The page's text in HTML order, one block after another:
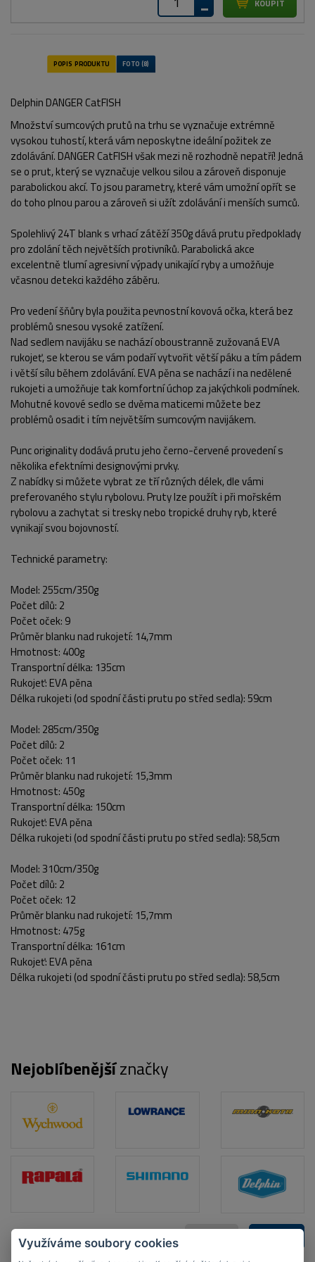
POPIS PRODUKTU FOTO (8)
Delphin DANGER CatFISH
Množství sumcových prutů na trhu se vyznačuje extrémně
vysokou tuhostí, která vám neposkytne ideální požitek ze
zdolávání. DANGER CatFISH však mezi ně rozhodně nepatří! Jedná
se o prut, který se vyznačuje velkou silou a zároveň disponuje
parabolickou akcí. To jsou parametry, které vám umožní opřít se
do toho plnou parou a zároveň si užít zdolávání i menších sumců.
Spolehlivý 24T blank s vrhací zátěží 350g dává prutu předpoklady
pro zdolání těch největších protivníků. Parabolická akce
excelentně tlumí agresivní výpady unikající ryby a umožňuje
včasnou detekci každého záběru.
Pro vedení šňůry byla použita pevnostní kovová očka, která bez
problémů snesou vysoké zatížení.
Nad sedlem navijáku se nachází oboustranně zužovaná EVA
rukojeť, se kterou se vám podaří vytvořit větší páku a tím pádem
i větší sílu během zdolávání. EVA pěna se nachází i na nedělené
rukojeti a umožňuje tak komfortní úchop za jakýchkoli podmínek.
Mohutné kovové sedlo se dvěma maticemi můžete bez
problémů osadit i tím největším sumcovým navijákem.
Punc originality dodává prutu jeho černo-červené provedení s
několika efektními designovými prvky.
Z nabídky si můžete vybrat ze tří různých délek, dle vámi
preferovaného stylu rybolovu. Pruty lze použít i při mořském
rybolovu a zachytat si tresky nebo tropické druhy ryb, které
vynikají svou bojovností.
Technické parametry:
Model: 255cm/350g
Počet dílů: 2
Počet oček: 9
Průměr blanku nad rukojetí: 14,7mm
Hmotnost: 400g
Transportní délka: 135cm
Rukojeť: EVA pěna
Délka rukojeti (od spodní části prutu po střed sedla): 59cm
Model: 285cm/350g
Počet dílů: 2
Počet oček: 11
Průměr blanku nad rukojetí: 15,3mm
Hmotnost: 450g
Transportní délka: 150cm
Rukojeť: EVA pěna
Délka rukojeti (od spodní části prutu po střed sedla): 58,5cm
Model: 310cm/350g
Počet dílů: 2
Počet oček: 12
Průměr blanku nad rukojetí: 15,7mm
Hmotnost: 475g
Transportní délka: 161cm
Rukojeť: EVA pěna
Délka rukojeti (od spodní části prutu po střed sedla): 58,5cm
Nejoblíbenějšíznačky
Využíváme soubory cookies